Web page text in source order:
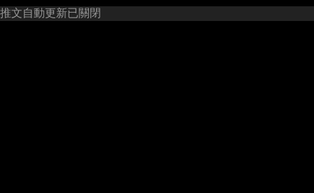
推文自動更新已關閉